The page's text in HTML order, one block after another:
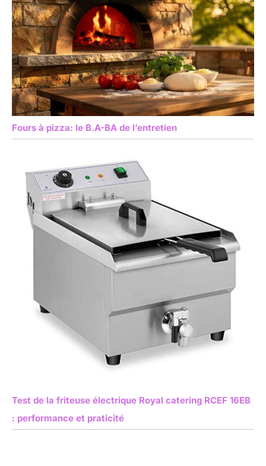
Fours à pizza: le B.A-BA de l’entretien
Test de la friteuse électrique Royal catering RCEF 16EB
: performance et praticité